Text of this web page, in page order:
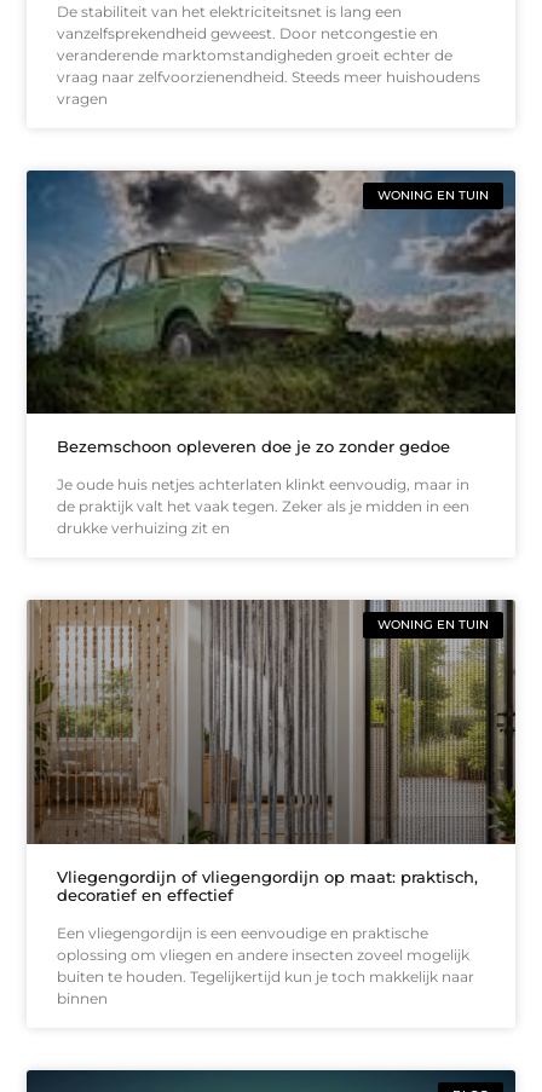
De stabiliteit van het elektriciteitsnet is lang een
vanzelfsprekendheid geweest. Door netcongestie en
veranderende marktomstandigheden groeit echter de
vraag naar zelfvoorzienendheid. Steeds meer huishoudens
vragen
WONING EN TUIN
Bezemschoon opleveren doe je zo zonder gedoe
Je oude huis netjes achterlaten klinkt eenvoudig, maar in
de praktijk valt het vaak tegen. Zeker als je midden in een
drukke verhuizing zit en
WONING EN TUIN
Vliegengordijn of vliegengordijn op maat: praktisch,
decoratief en effectief
Een vliegengordijn is een eenvoudige en praktische
oplossing om vliegen en andere insecten zoveel mogelijk
buiten te houden. Tegelijkertijd kun je toch makkelijk naar
binnen